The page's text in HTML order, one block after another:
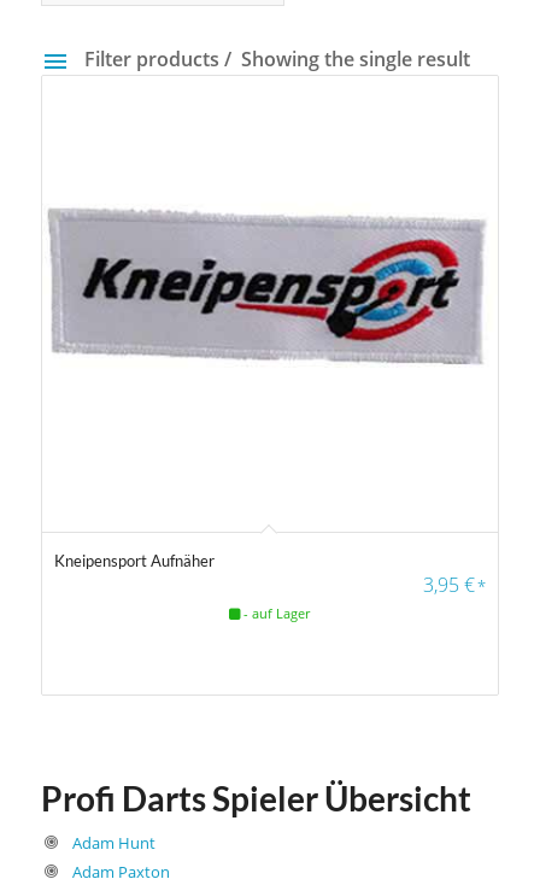
Filter products Showing the single result
Gewicht
14 g 40 g
5.00
Kneipensport Aufnäher
3,95€*
- auf Lager
Profi Darts Spieler Übersicht
Adam Hunt
Adam Paxton